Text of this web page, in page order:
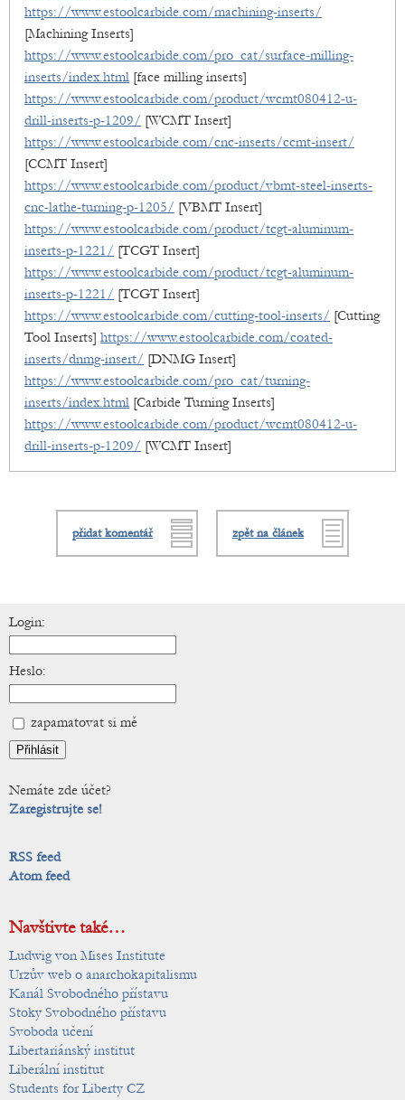
https://www.estoolcarbide.com/machining-inserts/
[Machining Inserts]
https://www.estoolcarbide.com/pro_cat/surface-milling-
inserts/index.html [face milling inserts]
https://www.estoolcarbide.com/product/wcmt080412-u-
drill-inserts-p-1209/ [WCMT Insert]
https://www.estoolcarbide.com/cnc-inserts/ccmt-insert/
[CCMT Insert]
https://www.estoolcarbide.com/product/vbmt-steel-inserts-
cnc-lathe-turning-p-1205/ [VBMT Insert]
https://www.estoolcarbide.com/product/tcgt-aluminum-
inserts-p-1221/ [TCGT Insert]
https://www.estoolcarbide.com/product/tcgt-aluminum-
inserts-p-1221/ [TCGT Insert]
https://www.estoolcarbide.com/cutting-tool-inserts/ [Cutting
Tool Inserts] https://www.estoolcarbide.com/coated-
inserts/dnmg-insert/ [DNMG Insert]
https://www.estoolcarbide.com/pro_cat/turning-
inserts/index.html [Carbide Turning Inserts]
https://www.estoolcarbide.com/product/wcmt080412-u-
drill-inserts-p-1209/ [WCMT Insert]
přidat komentář zpět na článek
Login:
Heslo:
zapamatovat si mě
Nemáte zde účet?
Zaregistrujte se!
RSS feed
Atom feed
Navštivte také…
Ludwig von Mises Institute
Urzův web o anarchokapitalismu
Kanál Svobodného přístavu
Stoky Svobodného přístavu
Svoboda učení
Libertariánský institut
Liberální institut
Students for Liberty CZ